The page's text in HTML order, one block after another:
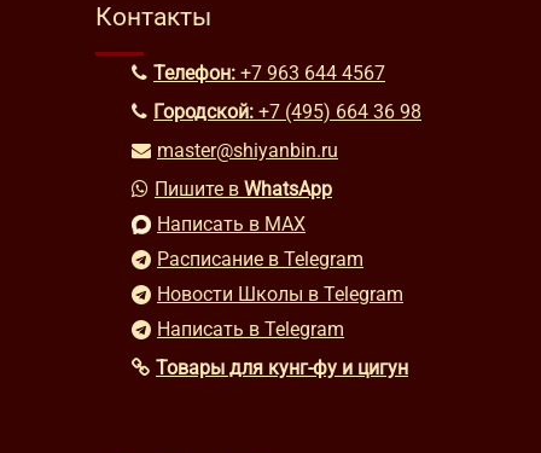
Контакты
Телефон: +7 963 644 4567
Городской: +7 (495) 664 36 98
master@shiyanbin.ru
Пишите в WhatsApp
Написать в MAX
Расписание в Telegram
Новости Школы в Telegram
Написать в Telegram
Товары для кунг-фу и цигун